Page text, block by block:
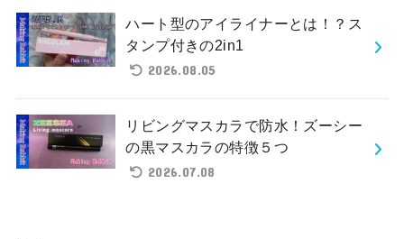
ハート型のアイライナーとは！？ス
タンプ付きの2in1
2026.08.05
リビングマスカラで防水！ズーシー
の黒マスカラの特徴５つ
2026.07.08